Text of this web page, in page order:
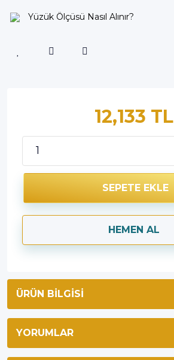
Yüzük Ölçüsü Nasıl Alınır?
12,133 TL
SEPETE EKLE
HEMEN AL
ÜRÜN BILGISI
YORUMLAR